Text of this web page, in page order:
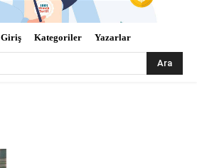
Giriş Kategoriler Yazarlar
Ara